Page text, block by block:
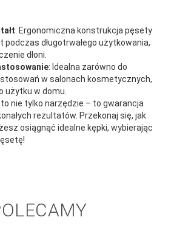
: Ergonomiczna konstrukcja pęsety
długotrwałego użytkowania,
dłoni.
: Idealna zarówno do
w salonach kosmetycznych,
użytku w domu.
nie tylko narzędzie – to gwarancja
rezultatów. Przekonaj się, jak
osiągnąć idealne kępki, wybierając